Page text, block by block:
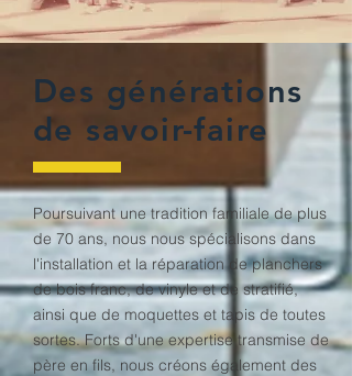
Des générations
de savoir-faire
Poursuivant une tradition familiale de plus
de 70 ans, nous nous spécialisons dans
l'installation et la réparation de planchers
de bois franc, de vinyle et de stratifié,
ainsi que de moquettes et tapis de toutes
sortes. Forts d'une expertise transmise de
père en fils, nous créons également des